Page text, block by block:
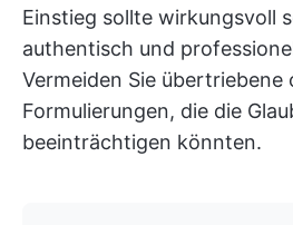
Einstieg sollte wirkungsvoll
authentisch und
Vermeiden Sie übertriebene
Formulierungen, die die
beeinträchtigen könnten.